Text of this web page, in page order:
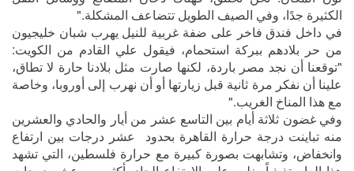
الكثيرة جدًا، وفي الصيف الطويل تتضاعف المشكلة."
في داخل فندق فاخر على ضفة غربية للنيل يهرب شبان خليجيون
من حر بلادهم ببركة استحمام، فيقول علي القادم من الكويت:
"توقعنا أن نجد مصر باردة، لكنها صارت مثل بلادنا حارة لا تطاق،
علينا أن نفكر مرة ثانية قبل زيارتها أو أن نهرب إلى أوروبا، وخاصة
مع هذا المناخ الغريب."
وفي غضون ثلاثة أيام بين التاسع عشر من أيار والحادي والعشرين
منه تباينت درجة حرارة القاهرة بحدود عشر درجات بين ارتفاع
وانخفاض، وتشابهت بصورة كبيرة مع حرارة فلسطين، التي تشهد